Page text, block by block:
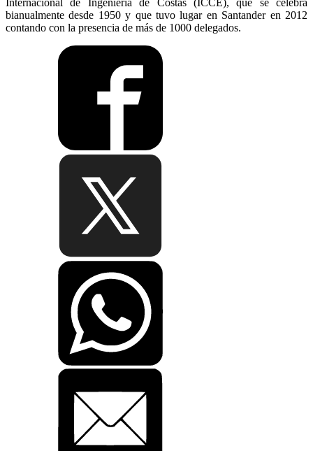
bianualmente desde 1950 y que tuvo lugar en Santander en 2012
contando con la presencia de más de 1000 delegados.